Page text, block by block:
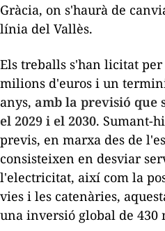
Gràcia, on s'haurà de
línia del Vallès.
Els treballs s'han licitat
milions d'euros i un
anys, amb la previsió
el 2029 i el 2030. Sumant-
previs, en marxa des de
consisteixen en desviar
l'electricitat, així com la
vies i les catenàries,
una inversió global de 430